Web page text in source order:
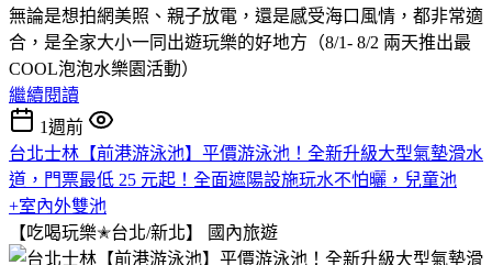
無論是想拍網美照、親子放電，還是感受海口風情，都非常適
合，是全家大小一同出遊玩樂的好地方（8/1- 8/2 兩天推出最
COOL泡泡水樂園活動）
繼續閱讀
1週前
台北士林【前港游泳池】平價游泳池！全新升級大型氣墊滑水
道，門票最低 25 元起！全面遮陽設施玩水不怕曬，兒童池
+室內外雙池
【吃喝玩樂✭台北/新北】
國內旅遊